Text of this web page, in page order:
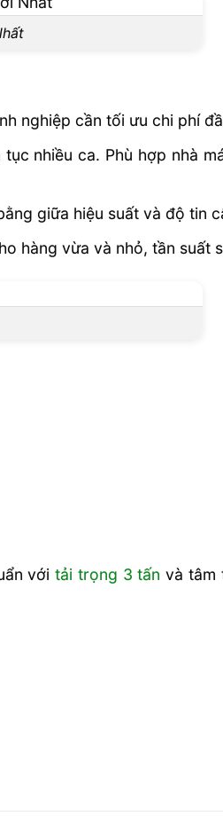
nghiệp cần tối ưu chi phí
nhiều ca. Phù hợp nhà
giữa hiệu suất và độ tin
hàng vừa và nhỏ, tần suất
vớitải trọng 3 tấn và tâm